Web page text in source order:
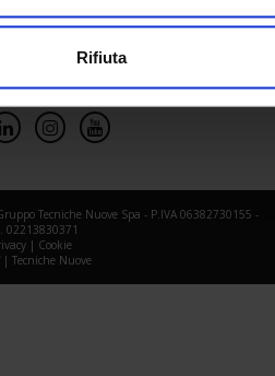
Rifiuta
Tecniche Nuove Spa - P.IVA 06382730155 -
02213830371
| Cookie
| Tecniche Nuove